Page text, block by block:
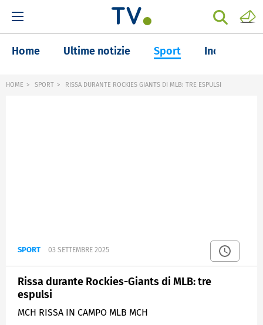
Home Ultime notizie Sport Inchieste
HOME SPORT RISSA DURANTE ROCKIES GIANTS DI MLB: TRE ESPULSI
SPORT 03 SETTEMBRE 2025
Rissa durante Rockies-Giants di MLB: tre
espulsi
MCH RISSA IN CAMPO MLB MCH